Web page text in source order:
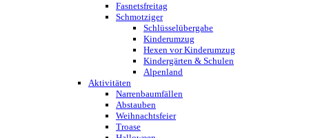
Fasnetsfreitag
Schmotziger
Schlüsselübergabe
Kinderumzug
Hexen vor Kinderumzug
Kindergärten & Schulen
Alpenland
Aktivitäten
Narrenbaumfällen
Abstauben
Weihnachtsfeier
Troase